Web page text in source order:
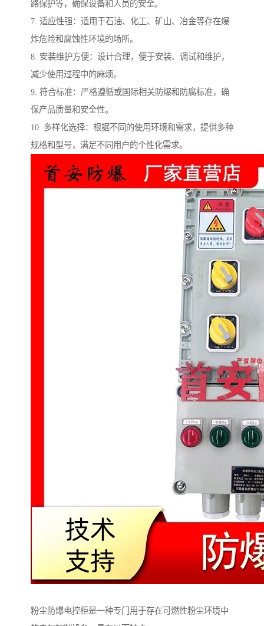
路保护等，确保设备和人员的安全。
7. 适应性强：适用于石油、化工、矿山、冶金等存在爆
炸危险和腐蚀性环境的场所。
8. 安装维护方便：设计合理，便于安装、调试和维护，
减少使用过程中的麻烦。
9. 符合标准：严格遵循或国际相关防爆和防腐标准，确
保产品质量和安全性。
10. 多样化选择：根据不同的使用环境和需求，提供多种
规格和型号，满足不同用户的个性化需求。
粉尘防爆电控柜是一种专门用于存在可燃性粉尘环境中